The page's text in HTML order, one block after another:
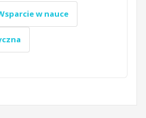
w nauce